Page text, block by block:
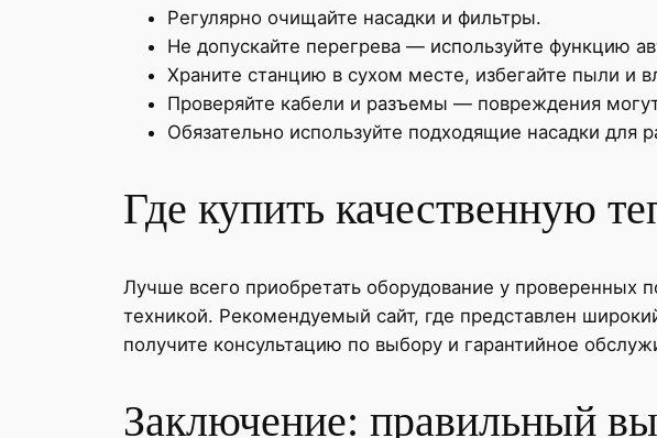
Регулярно очищайте насадки и фильтры.
Не допускайте перегрева — используйте функцию
Храните станцию в сухом месте, избегайте пыли и
Проверяйте кабели и разъемы — повреждения
Обязательно используйте подходящие насадки для
Где купить качественную
Лучше всего приобретать оборудование у проверенных
техникой. Рекомендуемый сайт, где представлен
получите консультацию по выбору и гарантийное
Заключение: правильный